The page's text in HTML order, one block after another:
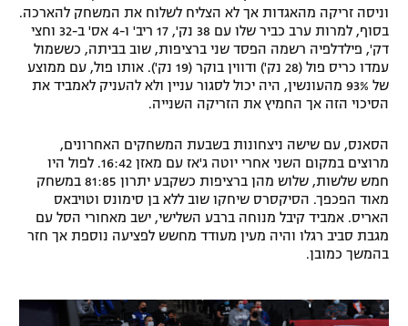
וניסה זריקה מהאגדות אך לא הצליח לשלוח את המשחק להארכה.
בסוף, למרות ערב כביר שלו עם 38 נק', 17 ריב' ו-4 אס' ב-32 וחצי
דק', פילדלפיה רשמה הפסד שני ברציפות, שוב בביתה, כששמול
עמדו כריס פול (28 נק') ודווין בוקר (19 נק'). אותו פול, עם ממוצע
של 93% מהעונשין, היה יכול לסגור עניין ולא להעניק לאמביד את
הסיכוי הזה אך החמיץ את הזריקה השנייה.
הסאנס, עם שישה ניצחונות בשבעת המשחקים האחרונים,
מרוצים במקום השני אחרי יוטה ג'אז עם מאזן 16:42. לפול היו
חמש שלשות, שלוש מהן ברציפות כשקבע יתרון 81:85 במשחק
מאוד הפכפך. הסיקסרס שיחקו שוב ללא בן סימונס וטויבאס
האריס. אמביד קיבל מנוחה ברבע השלישי, ישב מאחורי הסל עם
מגבת סביב רגלו והיה מעין מעודד מחשש לפציעה נוספת אך חזר
בהמשך כמובן.